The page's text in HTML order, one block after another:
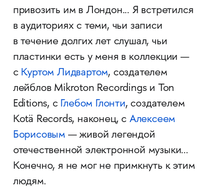
привозить им в Лондон... Я встретился
в аудиториях с теми, чьи записи
в течение долгих лет слушал, чьи
пластинки есть у меня в коллекции —
с Куртом Лидвартом, создателем
лейблов Mikroton Recordings и Ton
Editions, с Глебом Глонти, создателем
Kotä Records, наконец, с Алексеем
Борисовым — живой легендой
отечественной электронной музыки...
Конечно, я не мог не примкнуть к этим
людям.